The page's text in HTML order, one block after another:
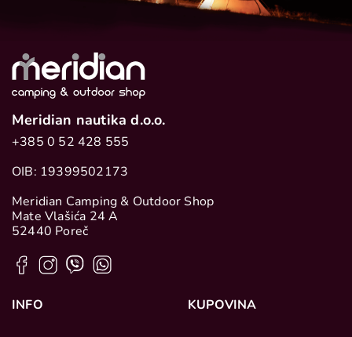
Meridian nautika d.o.o.
+385 0 52 428 555
OIB: 19399502173
Meridian Camping & Outdoor Shop
Mate Vlašića 24 A
52440 Poreč
INFO KUPOVINA